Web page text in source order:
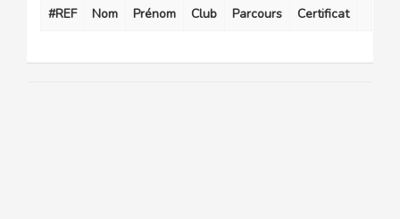
#REF Nom Prénom Club Parcours Certificat